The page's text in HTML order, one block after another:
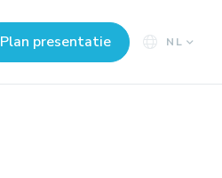
Plan presentatie NL